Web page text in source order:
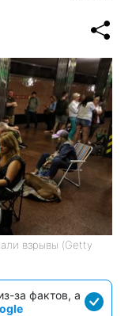
взрывы (Getty
за фактов, а